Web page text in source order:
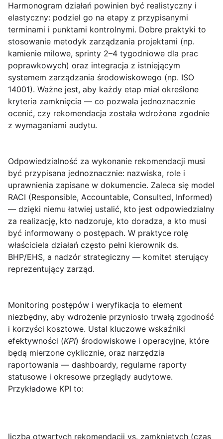
Harmonogram działań powinien być realistyczny i
elastyczny: podziel go na etapy z przypisanymi
terminami i punktami kontrolnymi. Dobre praktyki to
stosowanie metodyk zarządzania projektami (np.
kamienie milowe, sprinty 2–4 tygodniowe dla prac
poprawkowych) oraz integracja z istniejącym
systemem zarządzania środowiskowego (np. ISO
14001). Ważne jest, aby każdy etap miał określone
kryteria zamknięcia — co pozwala jednoznacznie
ocenić, czy rekomendacja została wdrożona zgodnie
z wymaganiami audytu.
Odpowiedzialność za wykonanie rekomendacji musi
być przypisana jednoznacznie: nazwiska, role i
uprawnienia zapisane w dokumencie. Zaleca się model
RACI (Responsible, Accountable, Consulted, Informed)
— dzięki niemu łatwiej ustalić, kto jest odpowiedzialny
za realizację, kto nadzoruje, kto doradza, a kto musi
być informowany o postępach. W praktyce rolę
właściciela działań często pełni kierownik ds.
BHP/EHS, a nadzór strategiczny — komitet sterujący
reprezentujący zarząd.
Monitoring postępów i weryfikacja to element
niezbędny, aby wdrożenie przyniosło trwałą zgodność
i korzyści kosztowe. Ustal kluczowe wskaźniki
efektywności (KPI) środowiskowe i operacyjne, które
będą mierzone cyklicznie, oraz narzędzia
raportowania — dashboardy, regularne raporty
statusowe i okresowe przeglądy audytowe.
Przykładowe KPI to:
liczba otwartych rekomendacji vs. zamkniętych (czas